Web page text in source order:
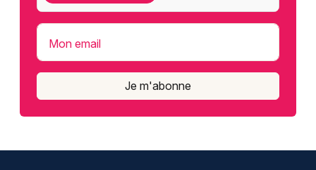
Mon email
Je m'abonne